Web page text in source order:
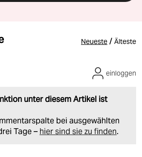
Neueste / Älteste
unter diesem Artikel ist
bei ausgewählten
Tage – hier sind sie zu finden.
einloggen